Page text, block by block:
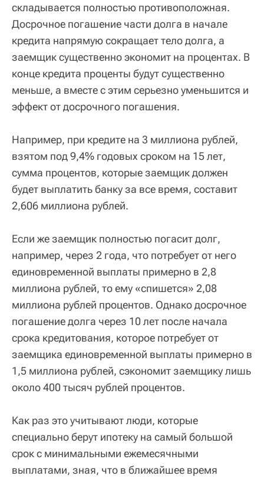
складывается полностью противоположная.
Досрочное погашение части долга в начале
кредита напрямую сокращает тело долга, а
заемщик существенно экономит на процентах. В
конце кредита проценты будут существенно
меньше, а вместе с этим серьезно уменьшится и
эффект от досрочного погашения.
Например, при кредите на 3 миллиона рублей,
взятом под 9,4% годовых сроком на 15 лет,
сумма процентов, которые заемщик должен
будет выплатить банку за все время, составит
2,606 миллиона рублей.
Если же заемщик полностью погасит долг,
например, через 2 года, что потребует от него
единовременной выплаты примерно в 2,8
миллиона рублей, то ему «спишется» 2,08
миллиона рублей процентов. Однако досрочное
погашение долга через 10 лет после начала
срока кредитования, которое потребует от
заемщика единовременной выплаты примерно в
1,5 миллиона рублей, сэкономит заемщику лишь
около 400 тысяч рублей процентов.
Как раз это учитывают люди, которые
специально берут ипотеку на самый большой
срок с минимальными ежемесячными
выплатами, зная, что в ближайшее время